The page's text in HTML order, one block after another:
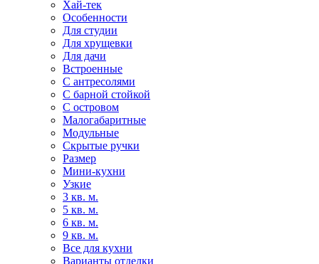
Хай-тек
Особенности
Для студии
Для хрущевки
Для дачи
Встроенные
С антресолями
С барной стойкой
С островом
Малогабаритные
Модульные
Скрытые ручки
Размер
Мини-кухни
Узкие
3 кв. м.
5 кв. м.
6 кв. м.
9 кв. м.
Все для кухни
Варианты отделки